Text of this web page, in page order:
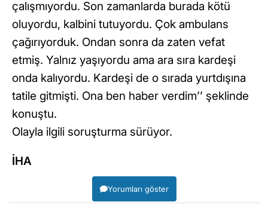
çalışmıyordu. Son zamanlarda burada kötü
oluyordu, kalbini tutuyordu. Çok ambulans
çağırıyorduk. Ondan sonra da zaten vefat
etmiş. Yalnız yaşıyordu ama ara sıra kardeşi
onda kalıyordu. Kardeşi de o sırada yurtdışına
tatile gitmişti. Ona ben haber verdim’’ şeklinde
konuştu.
Olayla ilgili soruşturma sürüyor.
İHA
Yorumları göster